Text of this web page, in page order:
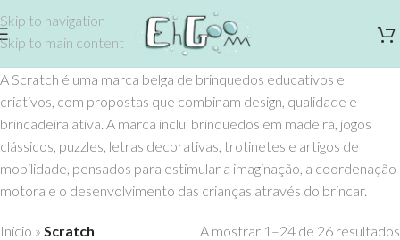
Skip to navigation
Skip to main content
A Scratch é uma marca belga de brinquedos educativos e
criativos, com propostas que combinam design, qualidade e
brincadeira ativa. A marca inclui brinquedos em madeira, jogos
clássicos, puzzles, letras decorativas, trotinetes e artigos de
mobilidade, pensados para estimular a imaginação, a coordenação
motora e o desenvolvimento das crianças através do brincar.
Início » Scratch A mostrar 1–24 de 26 resultados